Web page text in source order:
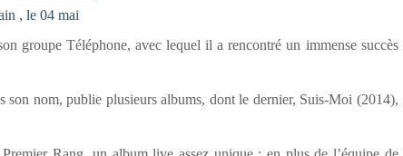
, le 04 mai
groupe Téléphone, avec lequel il a rencontré un immense succès
son nom, publie plusieurs albums, dont le dernier, Suis-Moi (2014),